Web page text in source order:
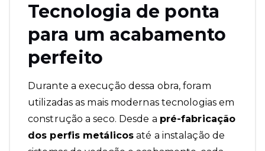
Tecnologia de ponta
para um acabamento
perfeito
Durante a execução dessa obra, foram
utilizadas as mais modernas tecnologias em
construção a seco. Desde a pré-fabricação
dos perfis metálicos até a instalação de